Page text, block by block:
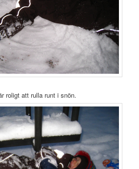
roligt att rulla runt i snön.